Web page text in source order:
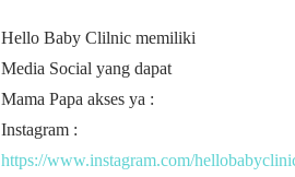
Hello Baby Clilnic memiliki
Media Social yang dapat
Mama Papa akses ya :
Instagram :
https://www.instagram.com/